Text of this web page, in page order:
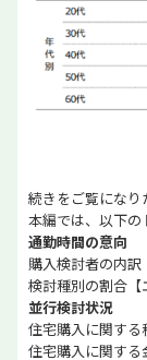
続きをご覧にな
本編では、以下
通勤時間の意向
購入検討者の内訳
検討種別の割合【
並行検討状況
住宅購入に関す
住宅購入に関す